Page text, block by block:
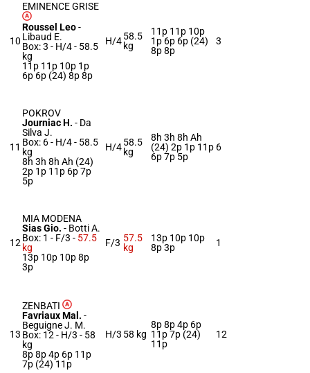
10
EMINENCE GRISE
Roussel Leo-
Libaud E.
Box: 3 - H/4 - 58.5
kg
11p 11p 10p 1p
6p 6p (24) 8p 8p
H/458.5
kg
11p 11p 10p
1p 6p 6p (24)
8p 8p
3
11
POKROV
Journiac H. - Da
Silva J.
Box: 6 - H/4 - 58.5
kg
8h 3h 8h Ah (24)
2p 1p 11p 6p 7p
5p
H/458.5
kg
8h 3h 8h Ah
(24) 2p 1p 11p
6p 7p 5p
6
12
MIA MODENA
Sias Gio. - Botti A.
Box: 1 - F/3 - 57.5
kg
13p 10p 10p 8p
3p
F/3 57.5
kg
13p 10p 10p
8p 3p
1
13
ZENBATI
Favriaux Mal. -
Beguigne J. M.
Box: 12 - H/3 - 58
kg
8p 8p 4p 6p 11p
7p (24) 11p
H/3 58 kg
8p 8p 4p 6p
11p 7p (24)
11p
12